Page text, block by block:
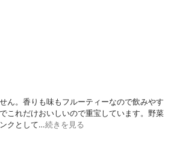
ん。香りも味もフルーティーなので飲みやす
これだけおいしいので重宝しています。野菜
クとして…続きを見る